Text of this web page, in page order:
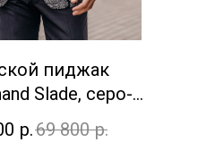
пиджак
Slade, серо-
черный
р.69 800 р.